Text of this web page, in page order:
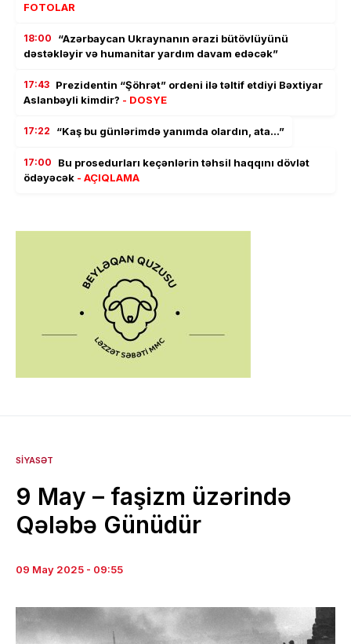
FOTOLAR
18:00
“Azərbaycan Ukraynanın ərazi bütövlüyünü
dəstəkləyir və humanitar yardım davam edəcək”
17:43 Prezidentin “Şöhrət” ordeni ilə təltif etdiyi Bəxtiyar
Aslanbəyli kimdir? - DOSYE
17:22 “Kaş bu günlərimdə yanımda olardın, ata…”
17:00
Bu prosedurları keçənlərin təhsil haqqını dövlət
ödəyəcək - AÇIQLAMA
SIYASƏT
9 May – faşizm üzərində
Qələbə Günüdür
09 May 2025 - 09:55